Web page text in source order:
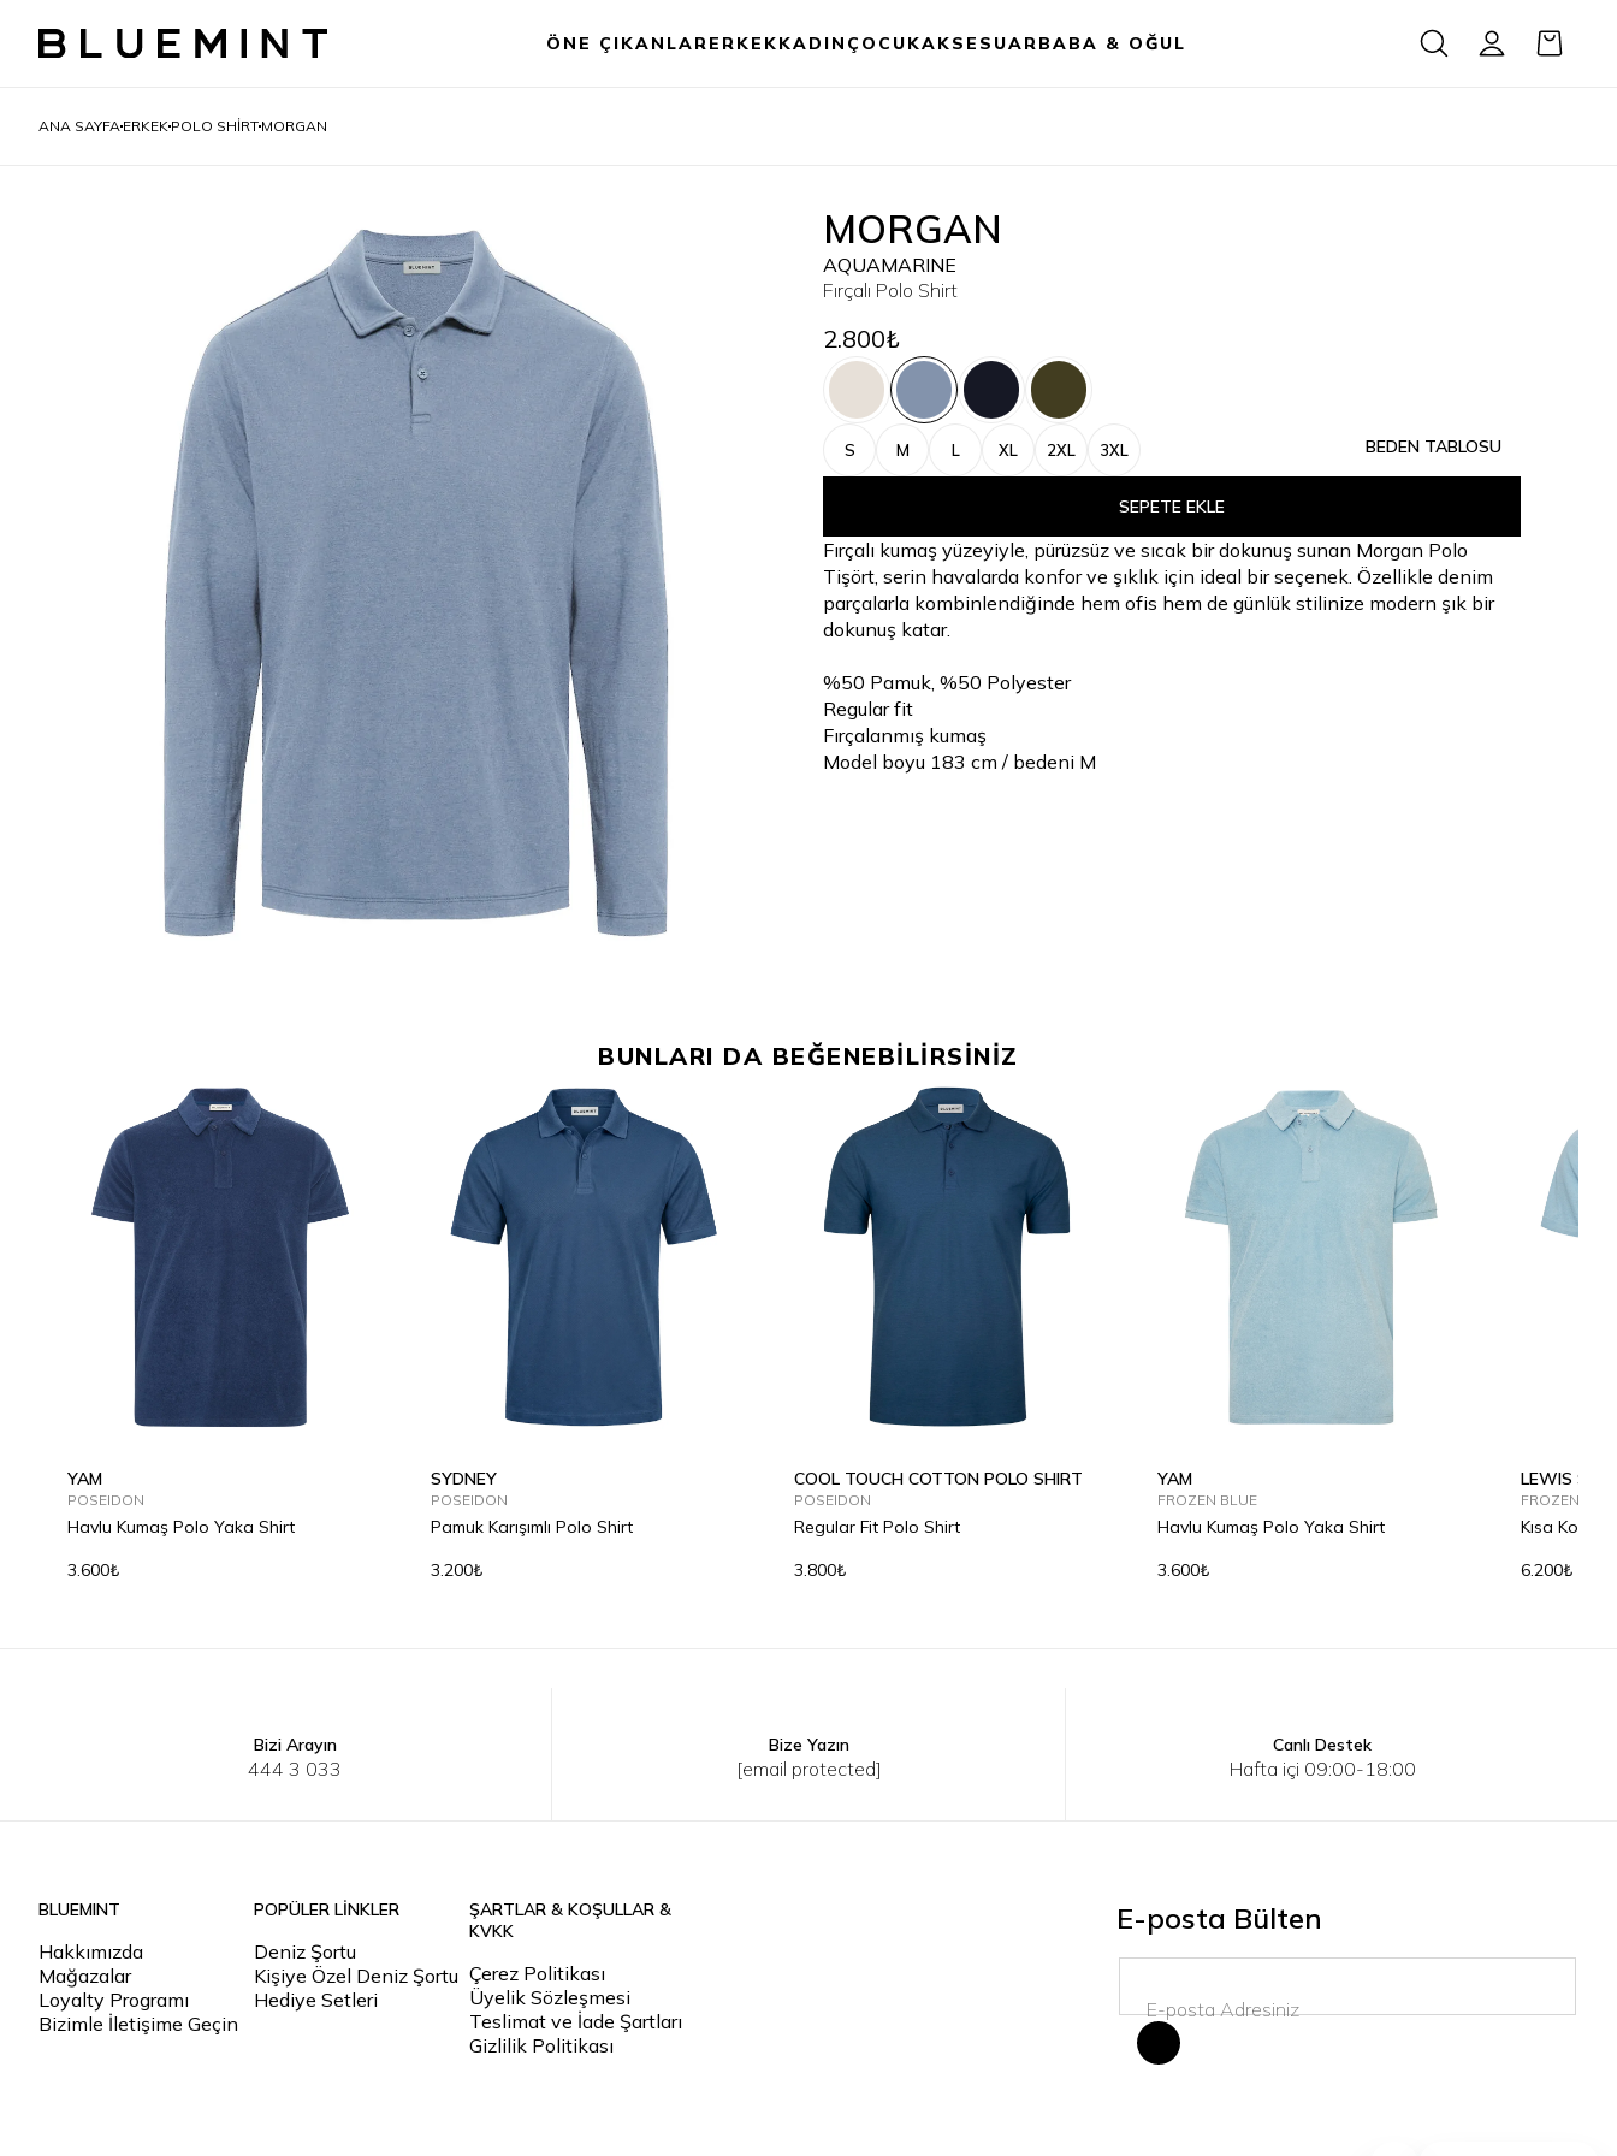
ÖNE ÇIKANLAR ERKEKKADIN ÇOCUKAKSESUAR BABA & OĞUL
ANA SAYFA ERKEK POLO SHIRT MORGAN
MORGAN
AQUAMARINE
Fırçalı Polo Shirt
2.800₺
S M L XL 2XL 3XL BEDEN TABLOSU
SEPETE EKLE
Fırçalı kumaş yüzeyiyle, pürüzsüz ve sıcak bir dokunuş sunan Morgan Polo
Tişört, serin havalarda konfor ve şıklık için ideal bir seçenek. Özellikle denim
parçalarla kombinlendiğinde hem ofis hem de günlük stilinize modern şık bir
dokunuş katar.
%50 Pamuk, %50 Polyester
Regular fit
Fırçalanmış kumaş
Model boyu 183 cm / bedeni M
BUNLARI DA BEĞENEBİLİRSİNİZ
2XL 3XL
YAM
POSEIDON
Havlu Kumaş Polo Yaka Shirt
3.600₺
SYDNEY
POSEIDON
Pamuk Karışımlı Polo Shirt
3.200₺
M
COOL TOUCH COTTON POLO SHIRT
POSEIDON
Regular Fit Polo Shirt
3.800₺
L XL 2XL 3XL
YAM
FROZEN BLUE
Havlu Kumaş Polo Yaka Shirt
3.600₺
LEWIS
FROZEN
Kısa Kollu
6.200₺
Bizi Arayın
444 3 033
Bize Yazın
[email protected]
Canlı Destek
Hafta içi 09:00-18:00
BLUEMINT
Hakkımızda
Mağazalar
Loyalty Programı
Bizimle İletişime Geçin
POPÜLER LİNKLER
Deniz Şortu
Kişiye Özel Deniz Şortu
Hediye Setleri
ŞARTLAR & KOŞULLAR &
KVKK
Çerez Politikası
Üyelik Sözleşmesi
Teslimat ve İade Şartları
Gizlilik Politikası
E-posta Bülten